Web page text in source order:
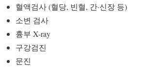
혈액검사 (혈당, 빈혈, 간·신장 등)
소변 검사
흉부 X-ray
구강검진
문진